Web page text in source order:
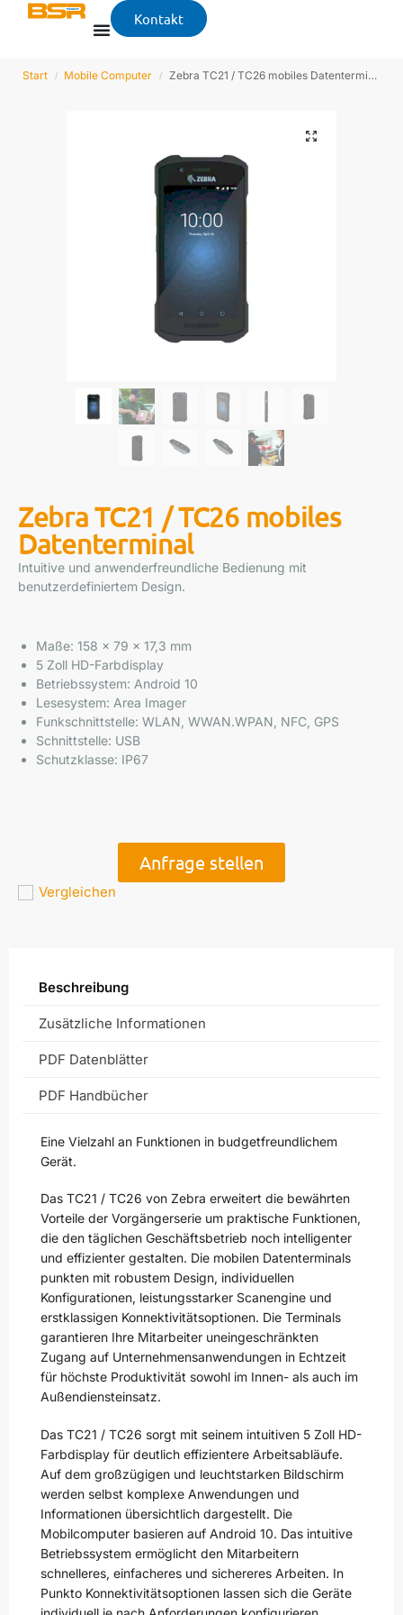
Kontakt
Start / Mobile Computer / Zebra TC21 / TC26 mobiles Datenterminal
Zebra TC21 / TC26 mobiles
Datenterminal
Intuitive und anwenderfreundliche Bedienung mit
benutzerdefiniertem Design.
Maße: 158 x 79 x 17,3 mm
5 Zoll HD-Farbdisplay
Betriebssystem: Android 10
Lesesystem: Area Imager
Funkschnittstelle: WLAN, WWAN.WPAN, NFC, GPS
Schnittstelle: USB
Schutzklasse: IP67
Anfrage stellen
Vergleichen
Beschreibung
Zusätzliche Informationen
PDF Datenblätter
PDF Handbücher
Eine Vielzahl an Funktionen in budgetfreundlichem
Gerät.
Das TC21 / TC26 von Zebra erweitert die bewährten
Vorteile der Vorgängerserie um praktische Funktionen,
die den täglichen Geschäftsbetrieb noch intelligenter
und effizienter gestalten. Die mobilen Datenterminals
punkten mit robustem Design, individuellen
Konfigurationen, leistungsstarker Scanengine und
erstklassigen Konnektivitätsoptionen. Die Terminals
garantieren Ihre Mitarbeiter uneingeschränkten
Zugang auf Unternehmensanwendungen in Echtzeit
für höchste Produktivität sowohl im Innen- als auch im
Außendiensteinsatz.
Das TC21 / TC26 sorgt mit seinem intuitiven 5 Zoll HD-
Farbdisplay für deutlich effizientere Arbeitsabläufe.
Auf dem großzügigen und leuchtstarken Bildschirm
werden selbst komplexe Anwendungen und
Informationen übersichtlich dargestellt. Die
Mobilcomputer basieren auf Android 10. Das intuitive
Betriebssystem ermöglicht den Mitarbeitern
schnelleres, einfacheres und sichereres Arbeiten. In
Punkto Konnektivitätsoptionen lassen sich die Geräte